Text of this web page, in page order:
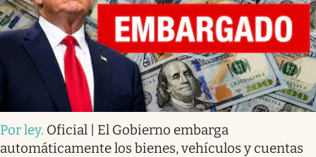
Por ley. Oficial | El Gobierno embarga
automáticamente los bienes, vehículos y cuentas